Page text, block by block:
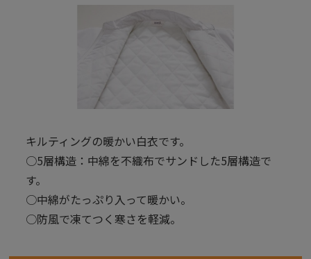
キルティングの暖かい白衣です。
○5層構造：中綿を不織布でサンドした5層構造で
す。
○中綿がたっぷり入って暖かい。
○防風で凍てつく寒さを軽減。